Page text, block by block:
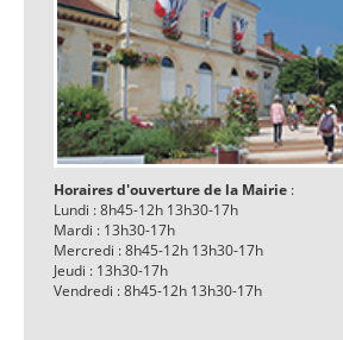
Horaires d'ouverture de la Mairie :
Lundi : 8h45-12h 13h30-17h
Mardi : 13h30-17h
Mercredi : 8h45-12h 13h30-17h
Jeudi : 13h30-17h
Vendredi : 8h45-12h 13h30-17h